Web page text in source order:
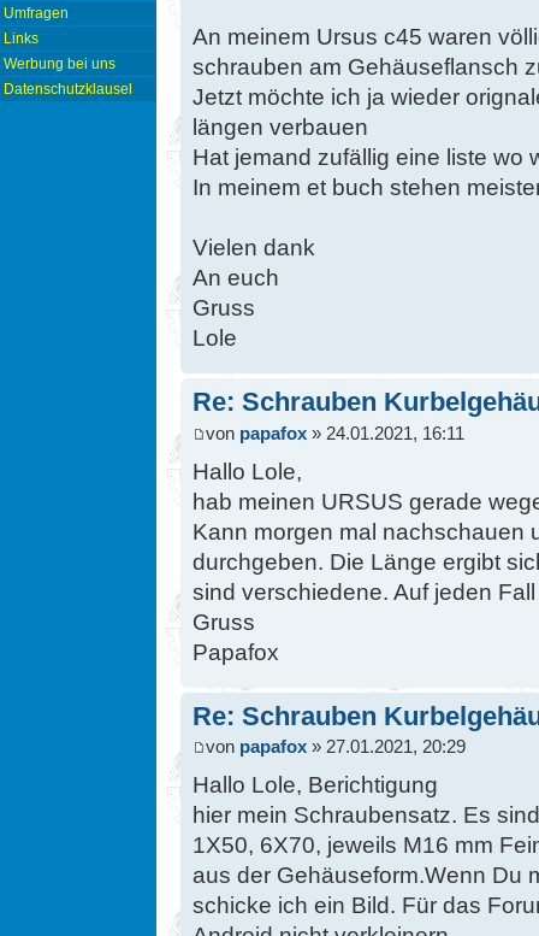
Umfragen
Links
Werbung bei uns
Datenschutzklausel
An meinem Ursus c45 waren
schrauben am Gehäuseflansch
Jetzt möchte ich ja wieder
längen verbauen
Hat jemand zufällig eine liste wo
In meinem et buch stehen
Vielen dank
An euch
Gruss
Lole
Re: Schrauben
von papafox » 24.01.2021, 16:11
Hallo Lole,
hab meinen URSUS gerade
Kann morgen mal nachschauen
durchgeben. Die Länge ergibt
sind verschiedene. Auf jeden
Gruss
Papafox
Re: Schrauben
von papafox » 27.01.2021, 20:29
Hallo Lole, Berichtigung
hier mein Schraubensatz. Es
1X50, 6X70, jeweils M16 mm
aus der Gehäuseform.Wenn Du
schicke ich ein Bild. Für das